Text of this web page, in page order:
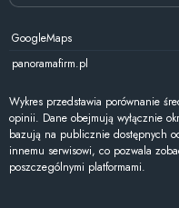
GoogleMaps
panoramafirm.pl
Wykres przedstawia porównanie
opinii. Dane obejmują wyłącznie
bazują na publicznie dostępnych
innemu serwisowi, co pozwala
poszczególnymi platformami.